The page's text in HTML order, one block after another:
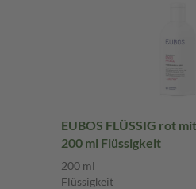
EUBOS FLÜSSIG rot
200 ml Flüssigkeit
200 ml
Flüssigkeit